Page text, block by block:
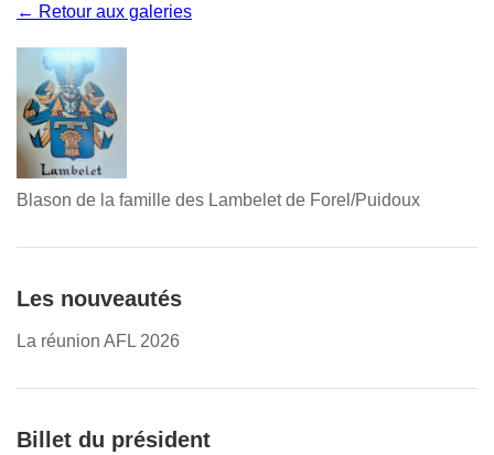
← Retour aux galeries
Blason de la famille des Lambelet de Forel/Puidoux
Les nouveautés
La réunion AFL 2026
Billet du président